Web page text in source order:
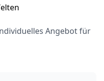
Angebot für